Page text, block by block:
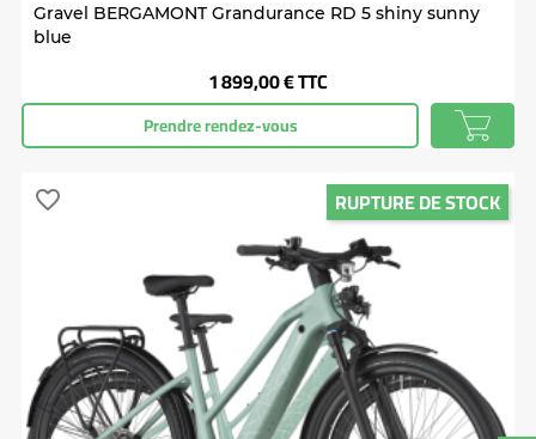
Gravel BERGAMONT Grandurance RD 5 shiny sunny
blue
Prix
1 899,00 €TTC
Prendre rendez-vous
RUPTURE DE STOCK
favorite_border